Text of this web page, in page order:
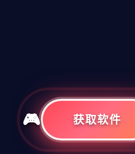
共1页1条
获取软件